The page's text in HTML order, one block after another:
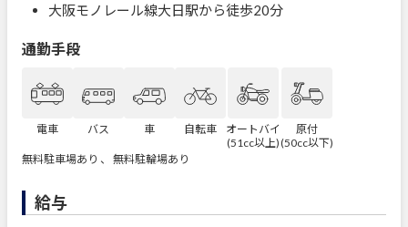
大阪モノレール線大日駅から徒歩20分
通勤手段
電車 バス 車 自転車
オートバイ
(51cc以上)
原付
(50cc以下)
無料駐車場あり 、 無料駐輪場あり
給与